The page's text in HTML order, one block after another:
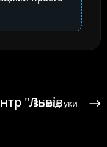
"Львів
Всі відгуки